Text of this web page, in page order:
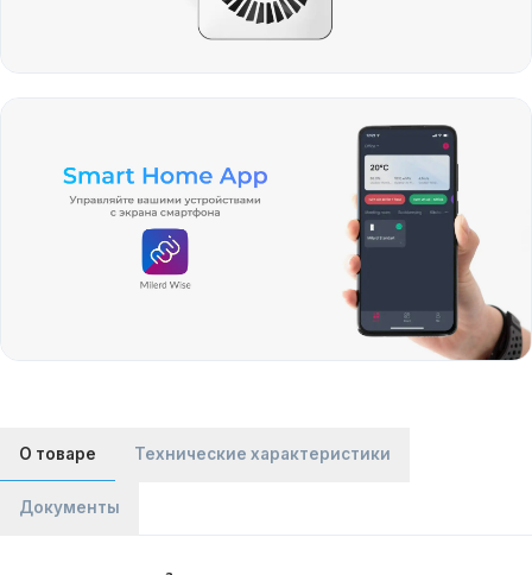
О товаре Технические характеристики
Документы